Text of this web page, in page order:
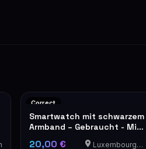
Correct
Smartwatch mit schwarzem
Armband – Gebraucht - Mit
Alarmknopf an der Seite.
20,00 € Luxembourg-Cents